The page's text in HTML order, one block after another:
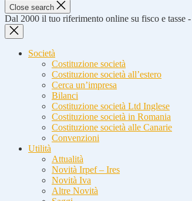
Close search
Dal 2000 il tuo riferimento online su fisco e tasse
Società
Costituzione società
Costituzione società all’estero
Cerca un’impresa
Bilanci
Costituzione società Ltd Inglese
Costituzione società in Romania
Costituzione società alle Canarie
Convenzioni
Utilità
Attualità
Novità Irpef – Ires
Novità Iva
Altre Novità